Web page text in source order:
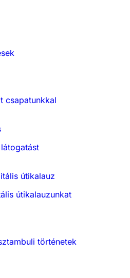
csapatunkkal
útikalauz
útikalauzunkat
történetek